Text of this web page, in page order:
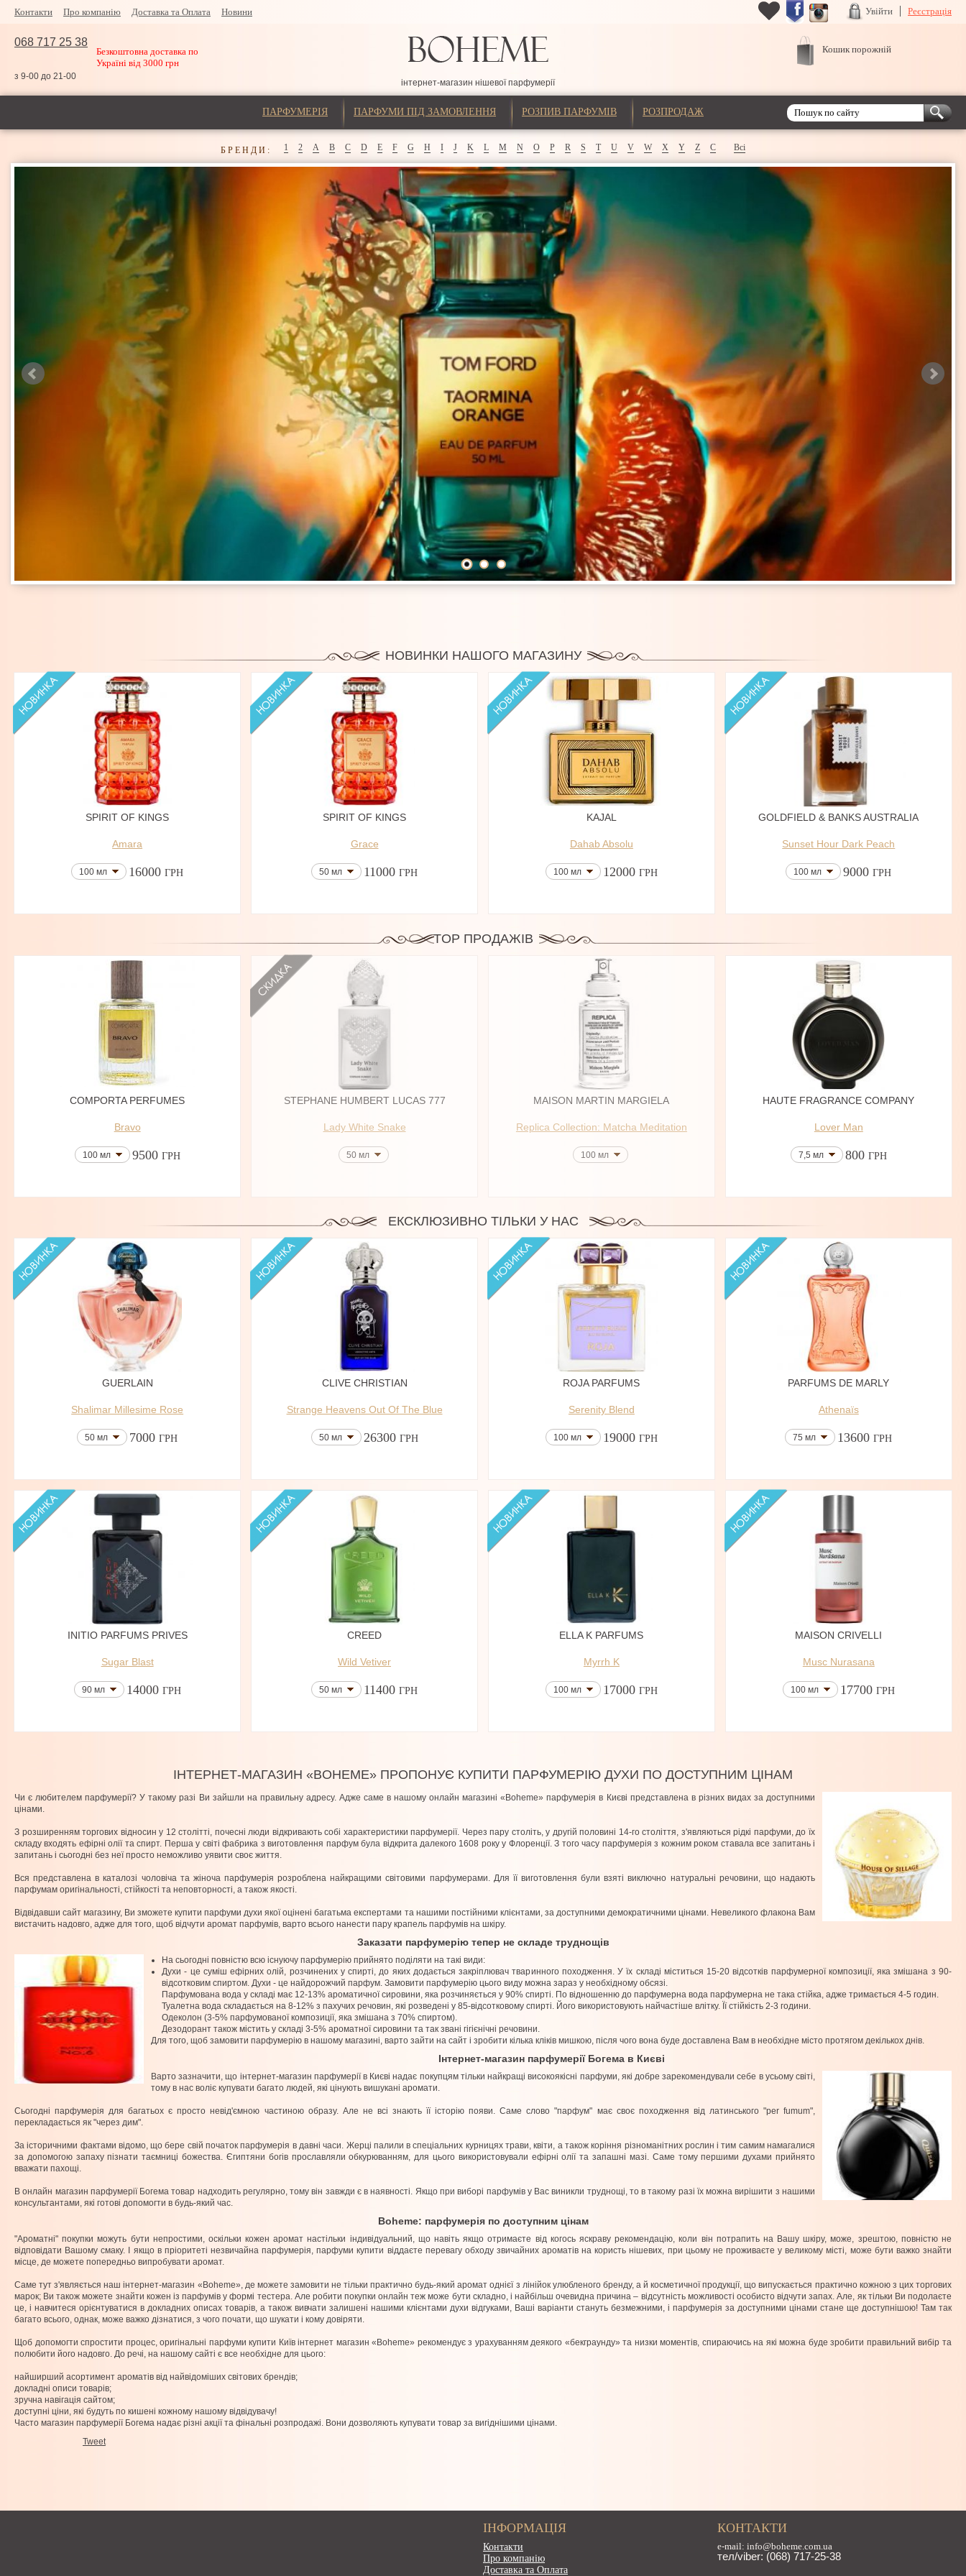
Контакти Про компанію Доставка та Оплата Новини Увійти Реєстрація
068 717 25 38
Безкоштовна доставка по
Україні від 3000 грн
з 9-00 до 21-00
інтернет-магазин нішевої парфумерії
Кошик порожній
ПАРФУМЕРІЯ ПАРФУМИ ПІД ЗАМОВЛЕННЯ РОЗПИВ ПАРФУМІВ РОЗПРОДАЖ
БРЕНДИ: 1 2 A B C D E F G H I J K L M N O P R S T U V W X Y Z С Всі
НОВИНКИ НАШОГО МАГАЗИНУ
SPIRIT OF KINGS
Amara
100 мл 16000 ГРН
SPIRIT OF KINGS
Grace
50 мл 11000 ГРН
KAJAL
Dahab Absolu
100 мл 12000 ГРН
GOLDFIELD & BANKS AUSTRALIA
Sunset Hour Dark Peach
100 мл 9000 ГРН
TOP ПРОДАЖІВ
COMPORTA PERFUMES
Bravo
100 мл 9500 ГРН
STEPHANE HUMBERT LUCAS 777
Lady White Snake
50 мл
MAISON MARTIN MARGIELA
Replica Collection: Matcha Meditation
100 мл
HAUTE FRAGRANCE COMPANY
Lover Man
7,5 мл 800 ГРН
ЕКСКЛЮЗИВНО ТІЛЬКИ У НАС
GUERLAIN
Shalimar Millesime Rose
50 мл 7000 ГРН
CLIVE CHRISTIAN
Strange Heavens Out Of The Blue
50 мл 26300 ГРН
ROJA PARFUMS
Serenity Blend
100 мл 19000 ГРН
PARFUMS DE MARLY
Athenaïs
75 мл 13600 ГРН
INITIO PARFUMS PRIVES
Sugar Blast
90 мл 14000 ГРН
CREED
Wild Vetiver
50 мл 11400 ГРН
ELLA K PARFUMS
Myrrh K
100 мл 17000 ГРН
MAISON CRIVELLI
Musc Nurasana
100 мл 17700 ГРН
ІНТЕРНЕТ-МАГАЗИН «BOHEME» ПРОПОНУЄ КУПИТИ ПАРФУМЕРІЮ ДУХИ ПО ДОСТУПНИМ ЦІНАМ
Чи є любителем парфумерії? У такому разі Ви зайшли на правильну адресу. Адже саме в нашому онлайн магазині «Boheme» парфумерія в Києві представлена ​​в різних видах за доступними
цінами.
З розширенням торгових відносин у 12 столітті, почесні люди відкривають собі характеристики парфумерії. Через пару століть, у другій половині 14-го століття, з'являються рідкі парфуми, до їх
складу входять ефірні олії та спирт. Перша у світі фабрика з виготовлення парфум була відкрита далекого 1608 року у Флоренції. З того часу парфумерія з кожним роком ставала все запитань і
запитань і сьогодні без неї просто неможливо уявити своє життя.
Вся представлена ​​в каталозі чоловіча та жіноча парфумерія розроблена найкращими світовими парфумерами. Для її виготовлення були взяті виключно натуральні речовини, що надають
парфумам оригінальності, стійкості та неповторності, а також якості.
Відвідавши сайт магазину, Ви зможете купити парфуми духи якої оцінені багатьма експертами та нашими постійними клієнтами, за доступними демократичними цінами. Невеликого флакона Вам
вистачить надовго, адже для того, щоб відчути аромат парфумів, варто всього нанести пару крапель парфумів на шкіру.
Заказати парфумерію тепер не складе труднощів
На сьогодні повністю всю існуючу парфумерію прийнято поділяти на такі види:
Духи - це суміш ефірних олій, розчинених у спирті, до яких додається закріплювач тваринного походження. У їх складі міститься 15-20 відсотків парфумерної композиції, яка змішана з 90-
відсотковим спиртом. Духи - це найдорожчий парфум. Замовити парфумерію цього виду можна зараз у необхідному обсязі.
Парфумована вода у складі має 12-13% ароматичної сировини, яка розчиняється у 90% спирті. По відношенню до парфумерна вода парфумерна не така стійка, адже тримається 4-5 годин.
Туалетна вода складається на 8-12% з пахучих речовин, які розведені у 85-відсотковому спирті. Його використовують найчастіше влітку. Її стійкість 2-3 години.
Одеколон (3-5% парфумованої композиції, яка змішана з 70% спиртом).
Дезодорант також містить у складі 3-5% ароматної сировини та так звані гігієнічні речовини.
Для того, щоб замовити парфумерію в нашому магазині, варто зайти на сайт і зробити кілька кліків мишкою, після чого вона буде доставлена Вам в необхідне місто протягом декількох днів.
Інтернет-магазин парфумерії Богема в Києві
Варто зазначити, що інтернет-магазин парфумерії в Києві надає покупцям тільки найкращі високоякісні парфуми, які добре зарекомендували себе в усьому світі,
тому в нас воліє купувати багато людей, які цінують вишукані аромати.
Сьогодні парфумерія для багатьох є просто невід'ємною частиною образу. Але не всі знають її історію появи. Саме слово "парфум" має своє походження від латинського "per fumum",
перекладається як "через дим".
За історичними фактами відомо, що бере свій початок парфумерія в давні часи. Жерці палили в спеціальних курницях трави, квіти, а також коріння різноманітних рослин і тим самим намагалися
за допомогою запаху пізнати таємниці божества. Єгиптяни богів прославляли обкурюванням, для цього використовували ефірні олії та запашні мазі. Саме тому першими духами прийнято
вважати пахощі.
В онлайн магазин парфумерії Богема товар надходить регулярно, тому він завжди є в наявності. Якщо при виборі парфумів у Вас виникли труднощі, то в такому разі їх можна вирішити з нашими
консультантами, які готові допомогти в будь-який час.
Boheme: парфумерія по доступним цінам
"Ароматні" покупки можуть бути непростими, оскільки кожен аромат настільки індивідуальний, що навіть якщо отримаєте від когось яскраву рекомендацію, коли він потрапить на Вашу шкіру, може, зрештою, повністю не
відповідати Вашому смаку. І якщо в пріоритеті незвичайна парфумерія, парфуми купити віддаєте перевагу обходу звичайних ароматів на користь нішевих, при цьому не проживаєте у великому місті, може бути важко знайти
місце, де можете попередньо випробувати аромат.
Саме тут з'являється наш інтернет-магазин «Boheme», де можете замовити не тільки практично будь-який аромат однієї з лінійок улюбленого бренду, а й косметичної продукції, що випускається практично кожною з цих торгових
марок; Ви також можете знайти кожен із парфумів у формі тестера. Але робити покупки онлайн теж може бути складно, і найбільш очевидна причина – відсутність можливості особисто відчути запах. Але, як тільки Ви подолаєте
це, і навчитеся орієнтуватися в докладних описах товарів, а також вивчати залишені нашими клієнтами духи відгуками, Ваші варіанти стануть безмежними, і парфумерія за доступними цінами стане ще доступнішою! Там так
багато всього, однак, може важко дізнатися, з чого почати, що шукати і кому довіряти.
Щоб допомогти спростити процес, оригінальні парфуми купити Київ інтернет магазин «Boheme» рекомендує з урахуванням деякого «бекграунду» та низки моментів, спираючись на які можна буде зробити правильний вибір та
полюбити його надовго. До речі, на нашому сайті є все необхідне для цього:
найширший асортимент ароматів від найвідоміших світових брендів;
докладні описи товарів;
зручна навігація сайтом;
доступні ціни, які будуть по кишені кожному нашому відвідувачу!
Часто магазин парфумерії Богема надає різні акції та фінальні розпродажі. Вони дозволяють купувати товар за вигіднішими цінами.
Tweet
ІНФОРМАЦІЯ
Контакти
Про компанію
Доставка та Оплата
КОНТАКТИ
e-mail: info@boheme.com.ua
тел/viber: (068) 717-25-38